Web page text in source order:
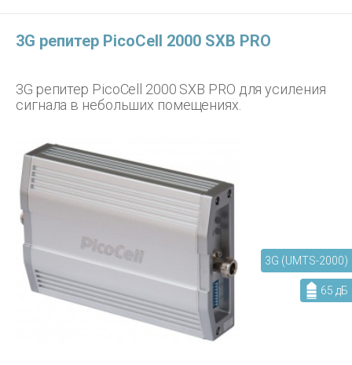
3G репитер PicoCell 2000 SXB PRO
3G репитер PicoCell 2000 SXB PRO для усиления
сигнала в небольших помещениях.
3G (UMTS-2000)
65 дБ